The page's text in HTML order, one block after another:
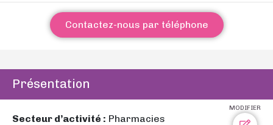
Contactez-nous par téléphone
Présentation
MODIFIER
Secteur d’activité : Pharmacies